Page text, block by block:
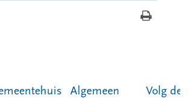
Algemeen
Volg de